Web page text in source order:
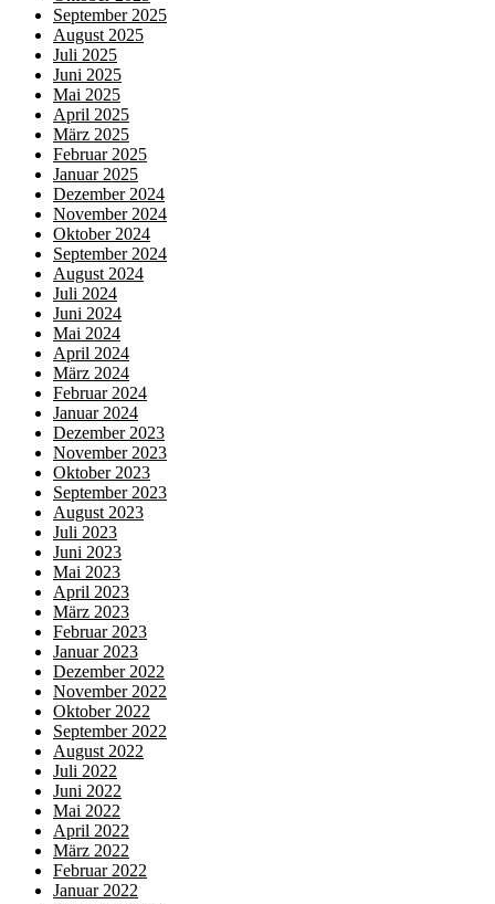
September 2025
August 2025
Juli 2025
Juni 2025
Mai 2025
April 2025
März 2025
Februar 2025
Januar 2025
Dezember 2024
November 2024
Oktober 2024
September 2024
August 2024
Juli 2024
Juni 2024
Mai 2024
April 2024
März 2024
Februar 2024
Januar 2024
Dezember 2023
November 2023
Oktober 2023
September 2023
August 2023
Juli 2023
Juni 2023
Mai 2023
April 2023
März 2023
Februar 2023
Januar 2023
Dezember 2022
November 2022
Oktober 2022
September 2022
August 2022
Juli 2022
Juni 2022
Mai 2022
April 2022
März 2022
Februar 2022
Januar 2022